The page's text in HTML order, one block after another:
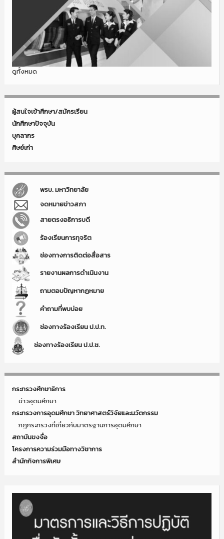
ดูทั้งหมด
ผู้สนใจเข้าศึกษา/สมัครเรียน
นักศึกษาปัจจุบัน
บุคลากร
ศิษย์เก่า
พรบ. มหาวิทยาลัย
จดหมายข่าวสภา
สายตรงอธิการบดี
ร้องเรียนการทุจริต
ช่องทางการติดต่อสื่อสาร
รายงานผลการดำเนินงาน
ถามตอบปัญหากฏหมาย
คำถามที่พบบ่อย
ช่องทางร้องเรียน ป.ป.ท.
ช่องทางร้องเรียน ป.ป.ช.
กระทรวงศึกษาธิการ
ข่าวอุดมศึกษา
กระทรวงการอุดมศึกษา วิทยาศาสตร์วิจัยและนวัตกรรม
กฎกระทรวงที่เกี่ยวกับมาตรฐานการอุดมศึกษา
สถาบันขงจื่อ
โครงการความร่วมมือทางวิชาการ
สำนักกิจการพิเศษ